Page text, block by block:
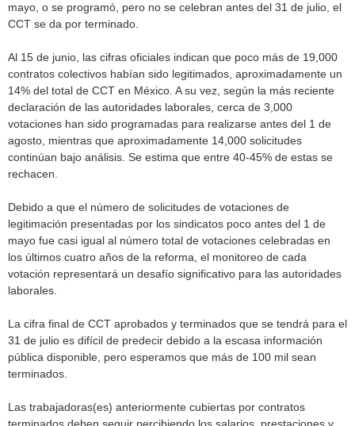
mayo, o se programó, pero no se celebran antes del 31 de julio, el
CCT se da por terminado.
Al 15 de junio, las cifras oficiales indican que poco más de 19,000
contratos colectivos habían sido legitimados, aproximadamente un
14% del total de CCT en México. A su vez, según la más reciente
declaración de las autoridades laborales, cerca de 3,000
votaciones han sido programadas para realizarse antes del 1 de
agosto, mientras que aproximadamente 14,000 solicitudes
continúan bajo análisis. Se estima que entre 40-45% de estas se
rechacen.
Debido a que el número de solicitudes de votaciones de
legitimación presentadas por los sindicatos poco antes del 1 de
mayo fue casi igual al número total de votaciones celebradas en
los últimos cuatro años de la reforma, el monitoreo de cada
votación representará un desafío significativo para las autoridades
laborales.
La cifra final de CCT aprobados y terminados que se tendrá para el
31 de julio es difícil de predecir debido a la escasa información
pública disponible, pero esperamos que más de 100 mil sean
terminados.
Las trabajadoras(es) anteriormente cubiertas por contratos